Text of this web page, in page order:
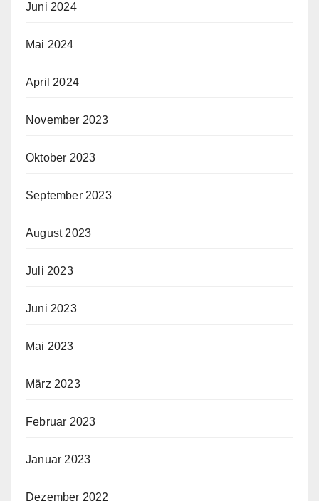
Juni 2024
Mai 2024
April 2024
November 2023
Oktober 2023
September 2023
August 2023
Juli 2023
Juni 2023
Mai 2023
März 2023
Februar 2023
Januar 2023
Dezember 2022